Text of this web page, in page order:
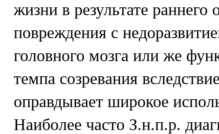
жизни в результате раннего
повреждения с
головного мозга или же
темпа созревания
оправдывает широкое
Наиболее часто З.н.п.р.